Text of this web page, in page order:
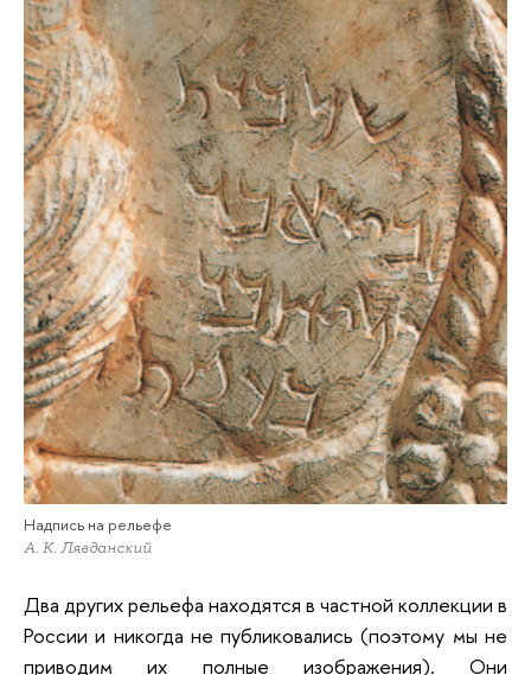
Надпись на рельефе
А. К. Лявданский
Два других рельефа находятся в частной коллекции в
России и никогда не публиковались (поэтому мы не
приводим их полные изображения). Они